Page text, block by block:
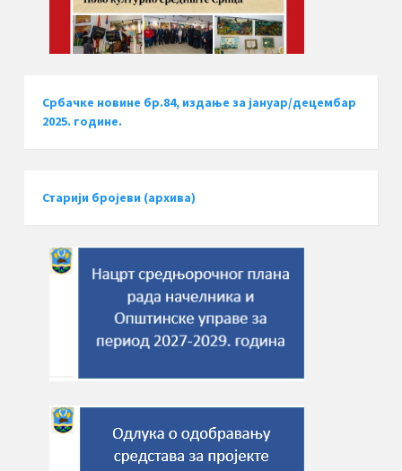
Србачке новине бр.84, издање за јануар/децембар
2025. године.
Старији бројеви (архива)